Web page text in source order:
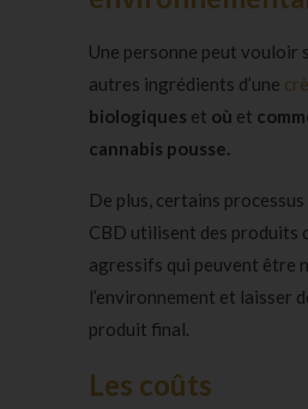
Une personne peut vouloir
autres ingrédients d’une
biologiques et où et
cannabis pousse.
De plus, certains
CBD utilisent des produits
agressifs qui peuvent être
l’environnement et laisser
produit final.
Les coûts